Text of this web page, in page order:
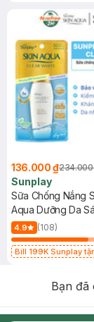
136.000 ₫234.000
Sunplay
Sữa Chống Nắng
Aqua Dưỡng Da
4.9 (108)
Bill 199K Sunplay
Bạn đã